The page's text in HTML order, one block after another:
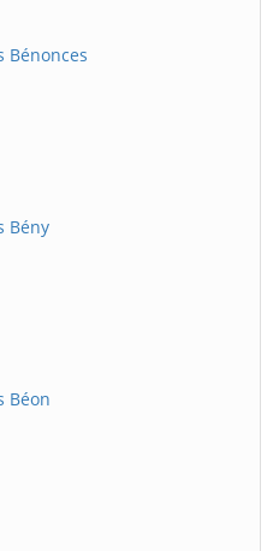
Bénonces
Bény
Béon